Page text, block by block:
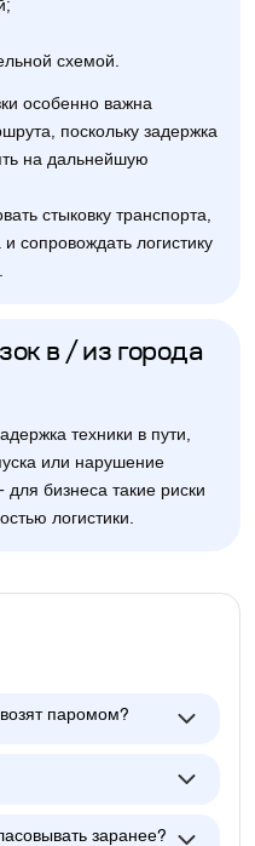
схемой.
особенно важна
поскольку задержка
на дальнейшую
стыковку транспорта,
сопровождать логистику
в / из города
техники в пути,
или нарушение
для бизнеса такие риски
логистики.
паромом?
заранее?